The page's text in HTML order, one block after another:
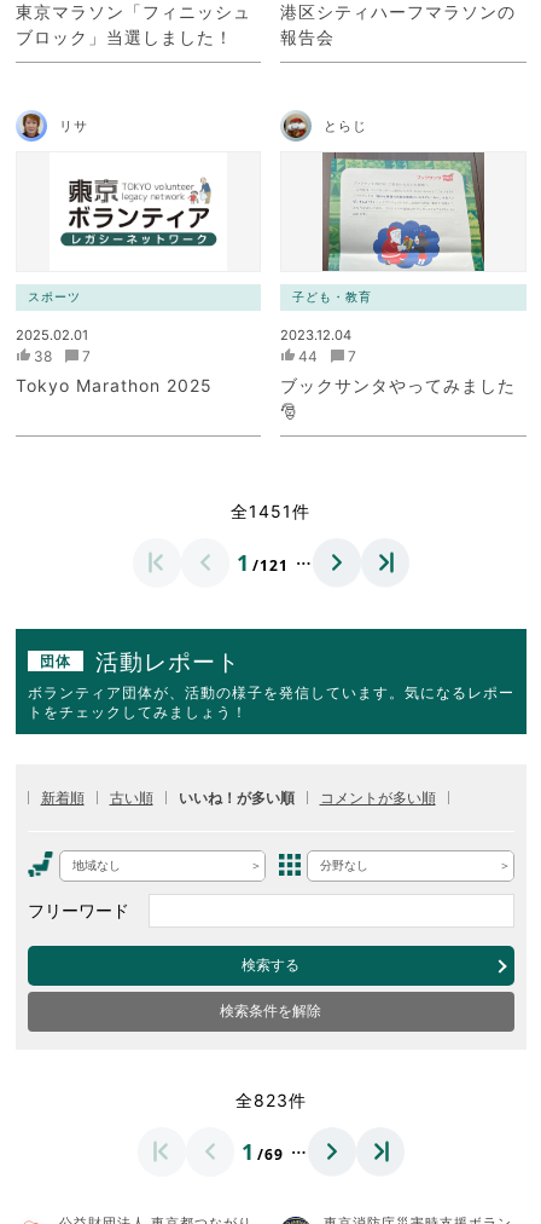
東京マラソン「フィニッシュ
ブロック」当選しました！
港区シティハーフマラソンの
報告会
リサ
スポーツ
2025.02.01
38 7
Tokyo Marathon 2025
とらじ
子ども・教育
2023.12.04
44 7
ブックサンタやってみました
🎅
全1451件
1 /121 …
団体 活動レポート
ボランティア団体が、活動の様子を発信しています。気になるレポー
トをチェックしてみましょう！
新着順 古い順 いいね！が多い順 コメントが多い順
地域なし 分野なし
フリーワード
検索する
検索条件を解除
全823件
1 /69 …